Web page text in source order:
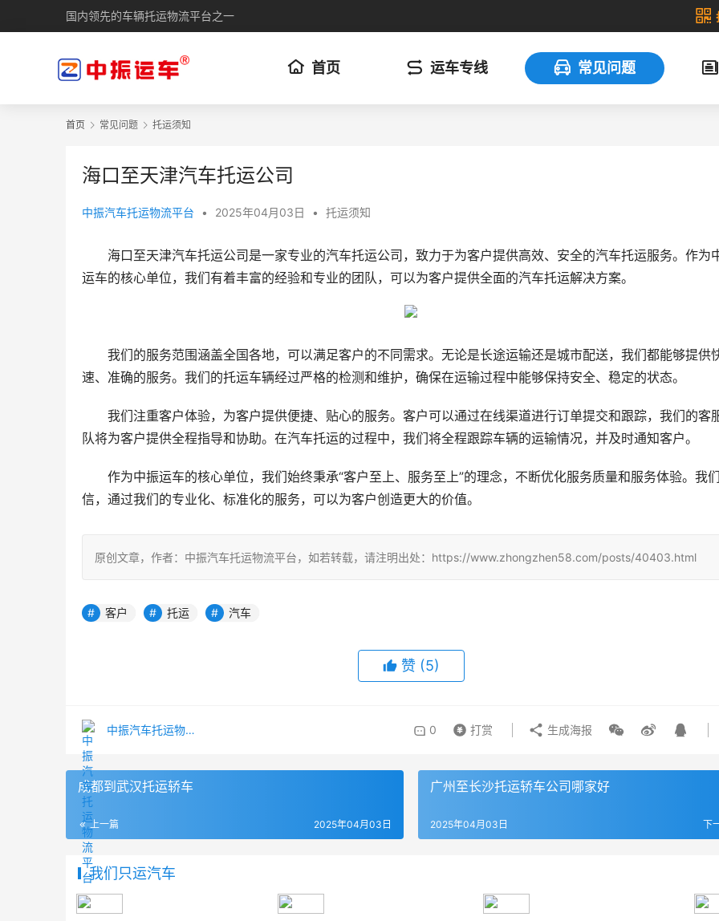
国内领先的车辆托运物流平台之一
首页 运车专线 常见问题
首页 常见问题 托运须知
海口至天津汽车托运公司
中振汽车托运物流平台 • 2025年04月03日 • 托运须知
海口至天津汽车托运公司是一家专业的汽车托运公司，致力于为客户提供高效、安全的汽车托运服务。作为
运车的核心单位，我们有着丰富的经验和专业的团队，可以为客户提供全面的汽车托运解决方案。
我们的服务范围涵盖全国各地，可以满足客户的不同需求。无论是长途运输还是城市配送，我们都能够提供
速、准确的服务。我们的托运车辆经过严格的检测和维护，确保在运输过程中能够保持安全、稳定的状态。
我们注重客户体验，为客户提供便捷、贴心的服务。客户可以通过在线渠道进行订单提交和跟踪，我们的客
队将为客户提供全程指导和协助。在汽车托运的过程中，我们将全程跟踪车辆的运输情况，并及时通知客户。
作为中振运车的核心单位，我们始终秉承“客户至上、服务至上”的理念，不断优化服务质量和服务体验。我
信，通过我们的专业化、标准化的服务，可以为客户创造更大的价值。
原创文章，作者：中振汽车托运物流平台，如若转载，请注明出处：https://www.zhongzhen58.com/posts/40403.html
客户 托运 汽车
赞 (5)
中振汽车托运物流平台 0 打赏 生成海报
成都到武汉托运轿车
上一篇 2025年04月03日
广州至长沙托运轿车公司哪家好
下
2025年04月03日
我们只运汽车